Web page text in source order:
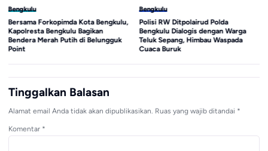
Bengkulu
Polisi RW Ditpolairud Polda
Bengkulu Dialogis dengan Warga
Teluk Sepang, Himbau Waspada
Cuaca Buruk
Bengkulu
KPK Geledah Rumah Orang
Kepercayaan Eks Bupati Rejang
Lebong, Penyidikan Kasus Suap
Terus Meluas
Tinggalkan Balasan
Alamat email Anda tidak akan dipublikasikan. Ruas yang wajib ditandai *
Komentar *